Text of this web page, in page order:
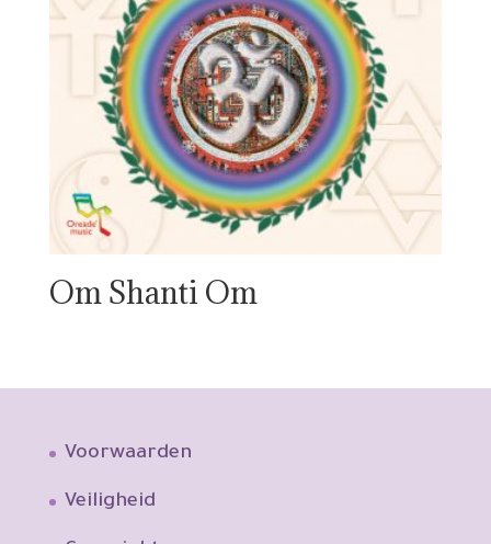
Om Shanti Om
Voorwaarden
Veiligheid